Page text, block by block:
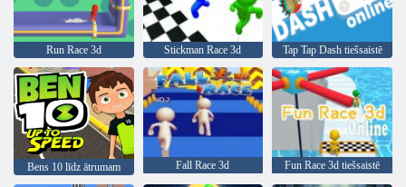
Run Race 3d Stickman Race 3d Tap Tap Dash tiešsaistē
Bens 10 līdz ātrumam Fall Race 3d Fun Race 3d tiešsaistē